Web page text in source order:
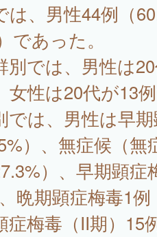
は、男性44例（
であった。
別では、男性は
女性は20代が13
では、男性は早
）、無症候（
）、早期顕症
晩期顕症梅毒1
症梅毒（II期）15